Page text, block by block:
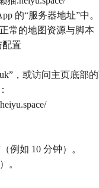
的“服务器地址”中。
常的地图资源与脚本
配置
，或访问主页底部
例如 10 分钟）。
。